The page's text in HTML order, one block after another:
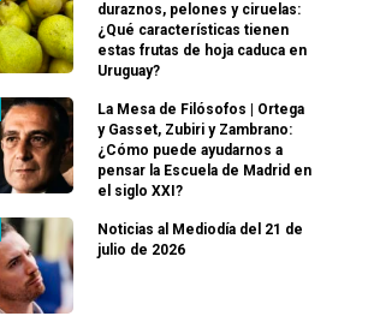
duraznos, pelones y ciruelas:
¿Qué características tienen
estas frutas de hoja caduca en
Uruguay?
La Mesa de Filósofos | Ortega
y Gasset, Zubiri y Zambrano:
¿Cómo puede ayudarnos a
pensar la Escuela de Madrid en
el siglo XXI?
Noticias al Mediodía del 21 de
julio de 2026